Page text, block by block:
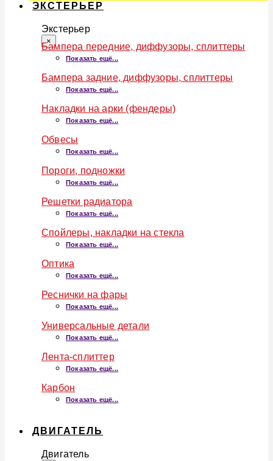
ЭКСТЕРЬЕР
Экстерьер
×
Бампера передние, диффузоры, сплиттеры
Показать ещё...
Бампера задние, диффузоры, сплиттеры
Показать ещё...
Накладки на арки (фендеры)
Показать ещё...
Обвесы
Показать ещё...
Пороги, подножки
Показать ещё...
Решетки радиатора
Показать ещё...
Спойлеры, накладки на стекла
Показать ещё...
Оптика
Показать ещё...
Реснички на фары
Показать ещё...
Универсальные детали
Показать ещё...
Лента-сплиттер
Показать ещё...
Карбон
Показать ещё...
ДВИГАТЕЛЬ
Двигатель